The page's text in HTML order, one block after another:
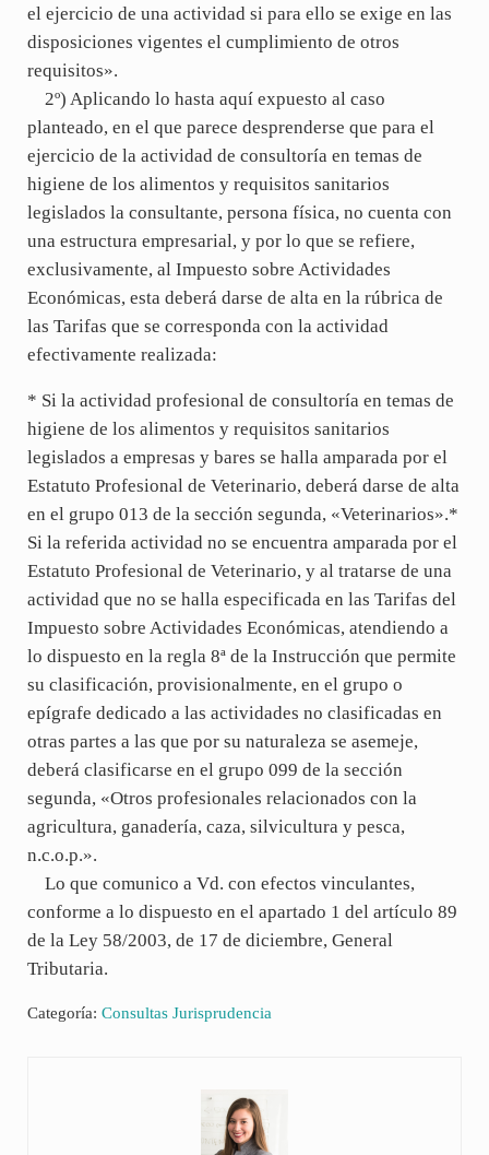
el ejercicio de una actividad si para ello se exige en las
disposiciones vigentes el cumplimiento de otros
requisitos».
2º) Aplicando lo hasta aquí expuesto al caso
planteado, en el que parece desprenderse que para el
ejercicio de la actividad de consultoría en temas de
higiene de los alimentos y requisitos sanitarios
legislados la consultante, persona física, no cuenta con
una estructura empresarial, y por lo que se refiere,
exclusivamente, al Impuesto sobre Actividades
Económicas, esta deberá darse de alta en la rúbrica de
las Tarifas que se corresponda con la actividad
efectivamente realizada:
* Si la actividad profesional de consultoría en temas de
higiene de los alimentos y requisitos sanitarios
legislados a empresas y bares se halla amparada por el
Estatuto Profesional de Veterinario, deberá darse de alta
en el grupo 013 de la sección segunda, «Veterinarios».*
Si la referida actividad no se encuentra amparada por el
Estatuto Profesional de Veterinario, y al tratarse de una
actividad que no se halla especificada en las Tarifas del
Impuesto sobre Actividades Económicas, atendiendo a
lo dispuesto en la regla 8ª de la Instrucción que permite
su clasificación, provisionalmente, en el grupo o
epígrafe dedicado a las actividades no clasificadas en
otras partes a las que por su naturaleza se asemeje,
deberá clasificarse en el grupo 099 de la sección
segunda, «Otros profesionales relacionados con la
agricultura, ganadería, caza, silvicultura y pesca,
n.c.o.p.».
Lo que comunico a Vd. con efectos vinculantes,
conforme a lo dispuesto en el apartado 1 del artículo 89
de la Ley 58/2003, de 17 de diciembre, General
Tributaria.
Categoría: Consultas Jurisprudencia